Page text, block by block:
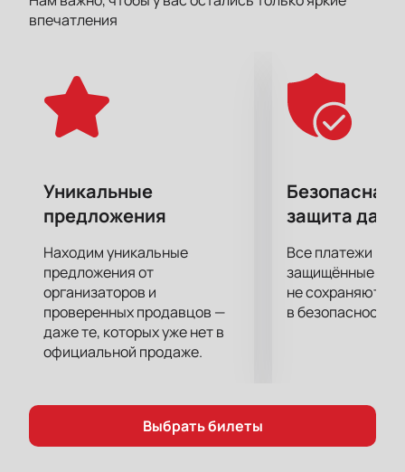
рэперов, которые получат уникальную
возможность выступить на такую широкую
раскрывающиеся платформы – все это для того,
чтобы вы стали ближе к музыке, а музыка ближе к
вам.
Концепция мероприятия навеяна гаражными
дворе, поэтому легкие городские приключения и
активности с головой окунут вас в эту атмосферу.
Вас ждут скейтпарк, стрит-арт, гриль, баскетбол,
коктейли, громкий качественный звук и посиделки.
Нырните в хип-хоп урбан стайл на этой
незабываемой дневной городской вечеринке!
Заказать билеты на «​Encore Squad 2021» можно у
нас. Спешите, свободных мест все меньше и
меньше!
впечатления
Уникальные
предложения
Находим уникальные
предложения от
организаторов и
проверенных продавцов —
даже те, которых уже нет в
официальной продаже.
Безопасная
защита
Все платежи
защищённые
не сохраняются
в безопасности.
Выбрать билеты